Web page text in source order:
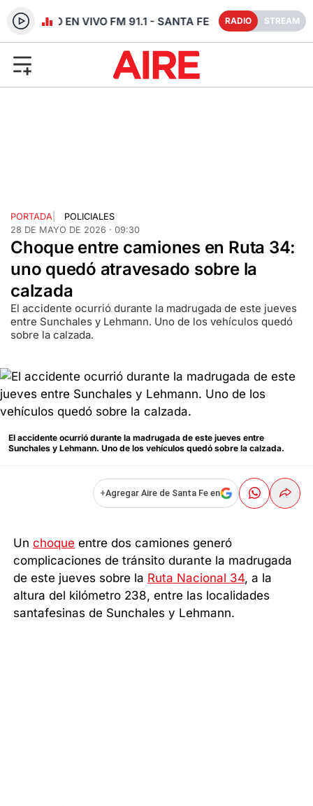
RADIO EN VIVO FM 91.1 - SANTA FE RADIO STREAM
PORTADA
POLICIALES
28 DE MAYO DE 2026 · 09:30
Choque entre camiones en Ruta 34:
uno quedó atravesado sobre la
calzada
El accidente ocurrió durante la madrugada de este jueves
entre Sunchales y Lehmann. Uno de los vehículos quedó
sobre la calzada.
El accidente ocurrió durante la madrugada de este jueves entre
Sunchales y Lehmann. Uno de los vehículos quedó sobre la calzada.
+Agregar Aire de Santa Fe en
Unchoque entre dos camiones generó
complicaciones de tránsito durante la madrugada
de este jueves sobre la Ruta Nacional 34, a la
altura del kilómetro 238, entre las localidades
santafesinas de Sunchales y Lehmann.